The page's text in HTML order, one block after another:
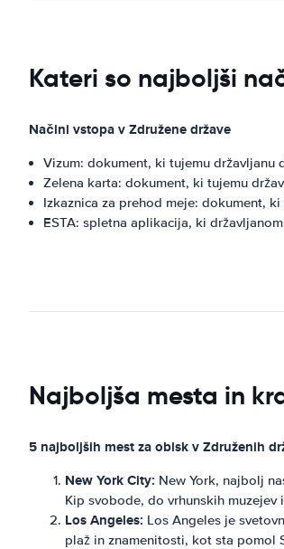
Kateri so najboljši
Načini vstopa v Združene države
Vizum: dokument, ki tujemu
Zelena karta: dokument, ki tujemu
Izkaznica za prehod meje: dokument,
ESTA: spletna aplikacija, ki
Najboljša mesta in
5 najboljših mest za obisk v Združenih
New York City: New York, najbolj
Kip svobode, do vrhunskih
Los Angeles: Los Angeles je
plaž in znamenitosti, kot sta pomol